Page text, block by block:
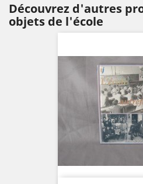
Découvrez d'autres
objets de l'école